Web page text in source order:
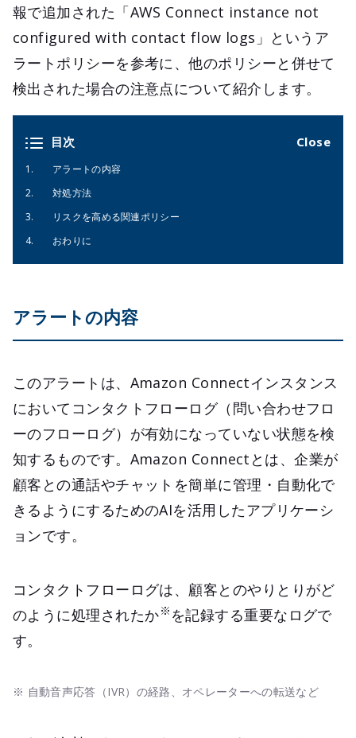
報で追加された「AWS Connect instance not
configured with contact flow logs」というア
ラートポリシーを参考に、他のポリシーと併せて
検出された場合の注意点について紹介します。
目次
アラートの内容
対処方法
リスクを高める関連ポリシー
おわりに
アラートの内容
このアラートは、Amazon Connectインスタンス
においてコンタクトフローログ（問い合わせフロ
ーのフローログ）が有効になっていない状態を検
知するものです。Amazon Connectとは、企業が
顧客との通話やチャットを簡単に管理・自動化で
きるようにするためのAIを活用したアプリケーシ
ョンです。
コンタクトフローログは、顧客とのやりとりがど
のように処理されたか※ を記録する重要なログで
す。
※ 自動音声応答（IVR）の経路、オペレーターへの転送など